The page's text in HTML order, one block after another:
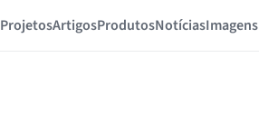
ProjetosArtigosProdutosNotíciasImagens